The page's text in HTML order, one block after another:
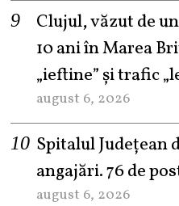
Clujul, văzut de
10 ani în Marea
„ieftine” și trafic
august 6, 2026
Spitalul Județean
angajări. 76 de
august 6, 2026